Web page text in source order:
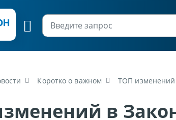
Коротко о важном ТОП изменений
в